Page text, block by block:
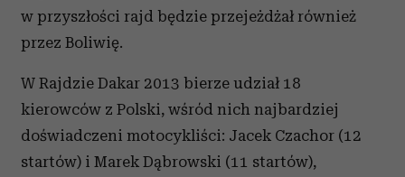
w przyszłości rajd będzie przejeżdżał również
przez Boliwię.
W Rajdzie Dakar 2013 bierze udział 18
kierowców z Polski, wśród nich najbardziej
doświadczeni motocykliści: Jacek Czachor (12
startów) i Marek Dąbrowski (11 startów),